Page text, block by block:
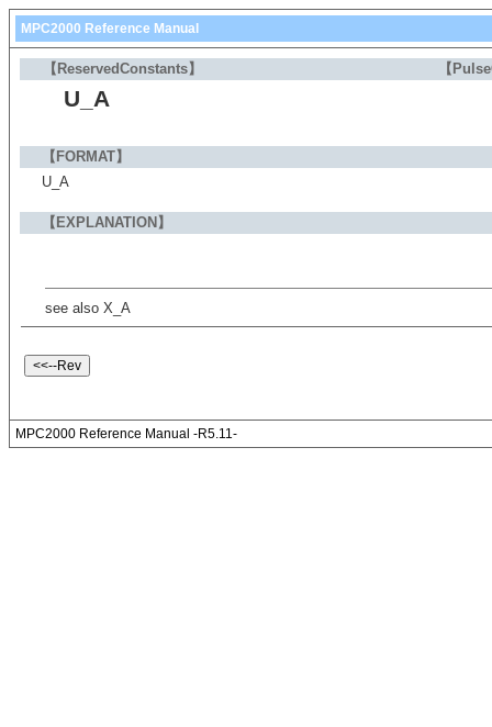
MPC2000 Reference Manual
【ReservedConstants】 【
U_A
【FORMAT】
U_A
【EXPLANATION】
see also X_A
MPC2000 Reference Manual -R5.11-